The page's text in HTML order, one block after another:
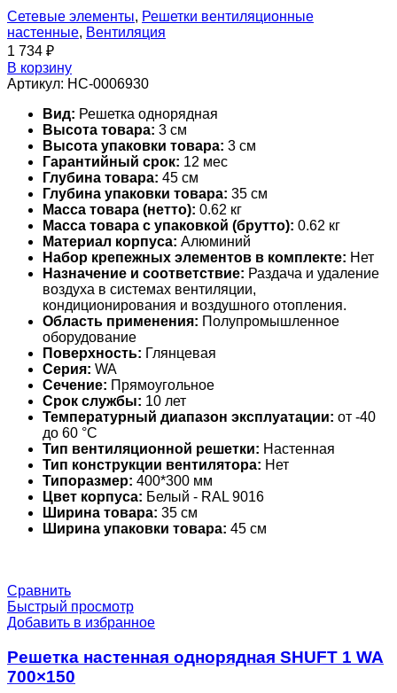
Сетевые элементы, Решетки вентиляционные
настенные, Вентиляция
1 734 ₽
В корзину
Артикул: НС-0006930
Вид: Решетка однорядная
Высота товара: 3 см
Высота упаковки товара: 3 см
Гарантийный срок: 12 мес
Глубина товара: 45 см
Глубина упаковки товара: 35 см
Масса товара (нетто): 0.62 кг
Масса товара с упаковкой (брутто): 0.62 кг
Материал корпуса: Алюминий
Набор крепежных элементов в комплекте: Нет
Назначение и соответствие: Раздача и удаление
воздуха в системах вентиляции,
кондиционирования и воздушного отопления.
Область применения: Полупромышленное
оборудование
Поверхность: Глянцевая
Серия: WA
Сечение: Прямоугольное
Срок службы: 10 лет
Температурный диапазон эксплуатации: от -40
до 60 °С
Тип вентиляционной решетки: Настенная
Тип конструкции вентилятора: Нет
Типоразмер: 400*300 мм
Цвет корпуса: Белый - RAL 9016
Ширина товара: 35 см
Ширина упаковки товара: 45 см
Сравнить
Быстрый просмотр
Добавить в избранное
Решетка настенная однорядная SHUFT 1 WA
700×150